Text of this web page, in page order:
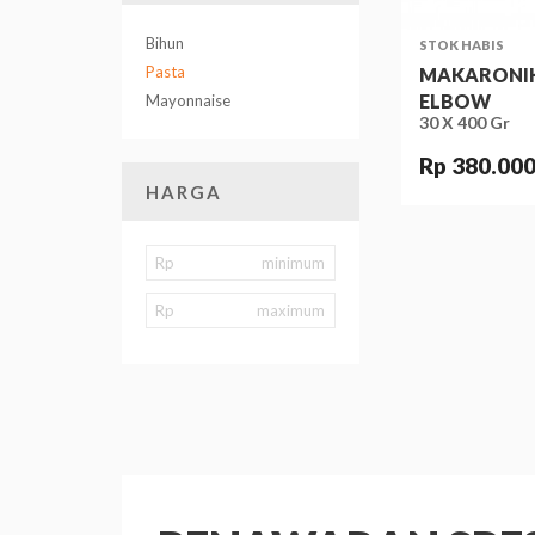
Bihun
Pasta
Mayonnaise
HARGA
Rp
Rp
STOK HABIS
ELBOW
30 X 400 Gr
Rp 380.000